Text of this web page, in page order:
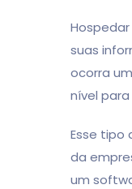
suas
ocorra
nível
Esse tipo
da
um